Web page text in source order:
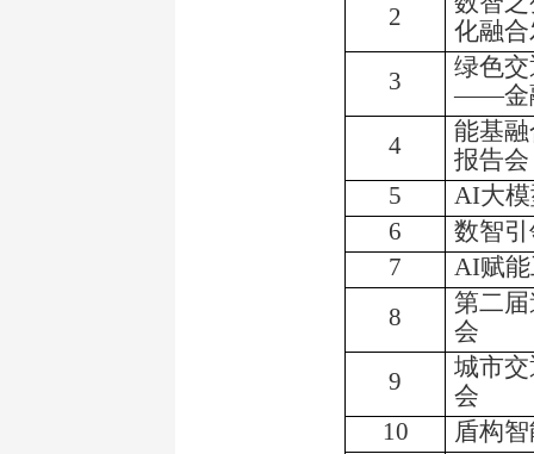
2
化融
3
绿色
——金
4
能基
报告会
5
AI大
6
数智
7
AI赋
8
第二
会
9
城市
会
10
盾构